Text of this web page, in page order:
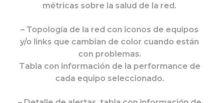
métricas sobre la salud de la red.
– Topología de la red con iconos de equipos
y/o links que cambian de color cuando están
con problemas.
Tabla con información de la performance de
cada equipo seleccionado.